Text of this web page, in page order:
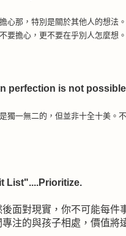
心那，特別是關於其他人的想法
要擔心，更不要在乎別人怎麼想。
perfection is not
獨一無二的，但並非十全十美。
List"....Prioritize.
面對現實，你不可能每件
注的與孩子相處，價值將